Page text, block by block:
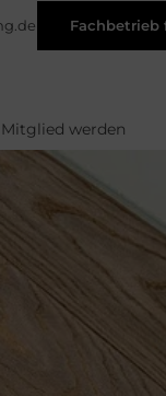
Fachbetrieb
Mitglied werden